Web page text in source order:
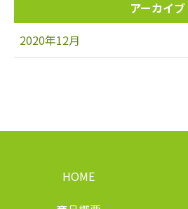
アーカイブ
2020年12月
HOME